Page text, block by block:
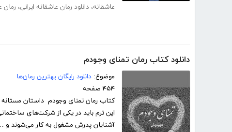
عاشقانه، دانلود رمان عاشقانه ایرانی، رمان
دانلود کتاب رمان تمنای وجودم
موضوع: دانلود رایگان بهترین رمان‌ها
۴۵۴ صفحه
کتاب رمان تمنای وجودم داستان
این ترم باید در یکی از شرکت‌های
آشنایان پدرش مشغول به کار می‌شوند و